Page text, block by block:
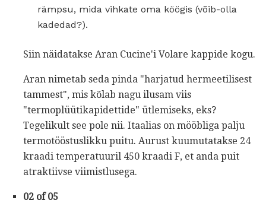
rämpsu, mida vihkate oma köögis (võib-olla
kadedad?).
Siin näidatakse Aran Cucine'i Volare kappide kogu.
Aran nimetab seda pinda "harjatud hermeetilisest
tammest", mis kõlab nagu ilusam viis
"termoplüütikapidettide" ütlemiseks, eks?
Tegelikult see pole nii. Itaalias on mööbliga palju
termotööstuslikku puitu. Aurust kuumutatakse 24
kraadi temperatuuril 450 kraadi F, et anda puit
atraktiivse viimistlusega.
02 of 05